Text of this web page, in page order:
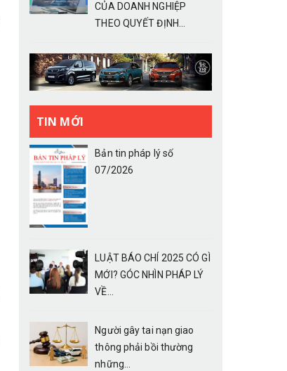
CỦA DOANH NGHIỆP
THEO QUYẾT ĐỊNH...
TIN MỚI
Bản tin pháp lý số
07/2026
LUẬT BÁO CHÍ 2025 CÓ GÌ
MỚI? GÓC NHÌN PHÁP LÝ
VỀ...
Người gây tai nạn giao
thông phải bồi thường
những...